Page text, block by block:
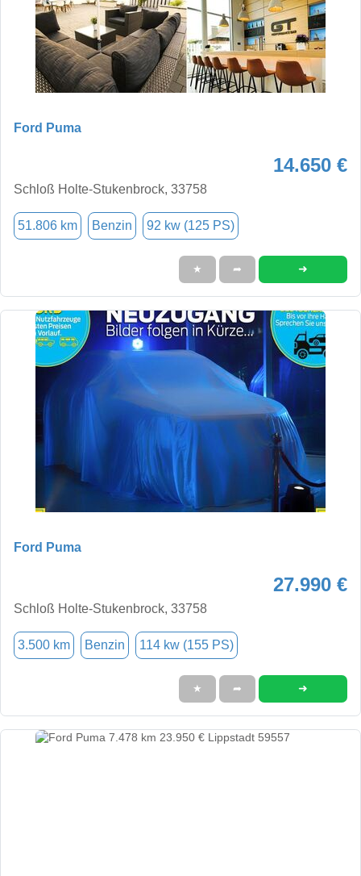
Ford Puma
14.650 €
Schloß Holte-Stukenbrock, 33758
51.806 km Benzin 92 kw (125 PS)
★ ➦ ➜
Ford Puma
27.990 €
Schloß Holte-Stukenbrock, 33758
3.500 km Benzin 114 kw (155 PS)
★ ➦ ➜